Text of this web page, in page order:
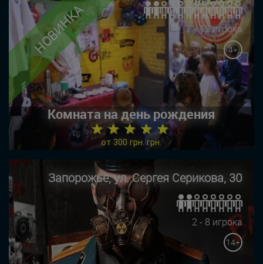
НОВИНКА 2 - 12 игрока
4+
Комната на день рождения
★ ★ ★ ★ ★
от 300 грн. грн.
Запорожье, ул. Сергея Серикова, 30
2 - 8 игрока
14+